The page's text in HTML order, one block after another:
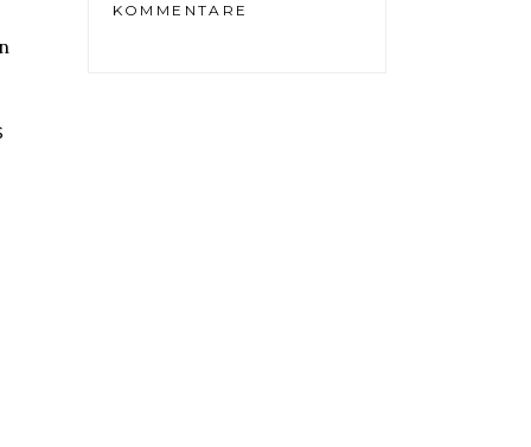
KOMMENTARE